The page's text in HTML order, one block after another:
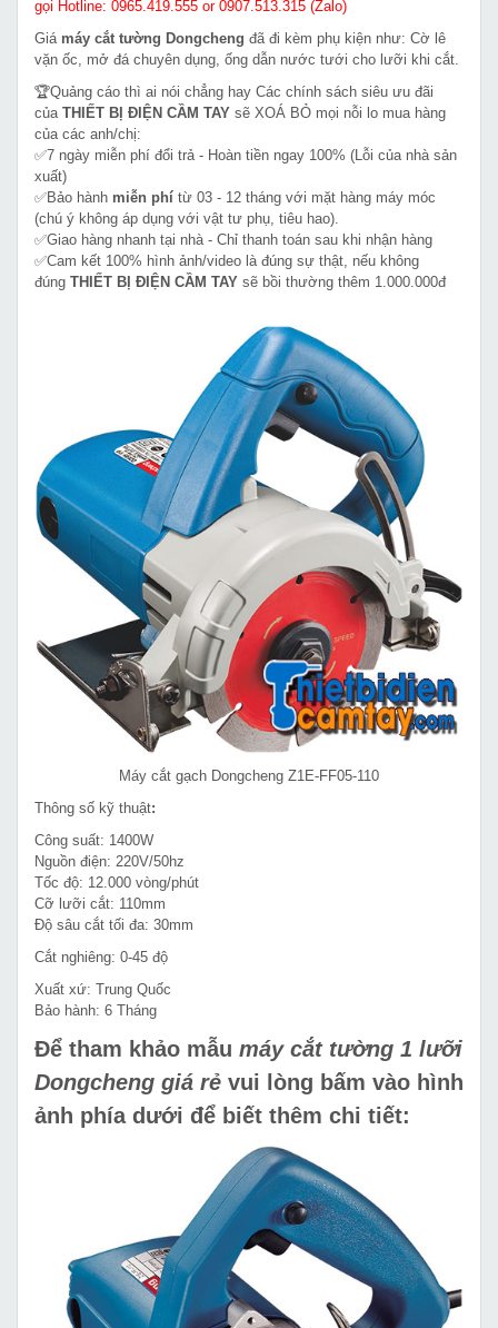
gọi Hotline: 0965.419.555 or 0907.513.315 (Zalo)
Giá máy cắt tường Dongcheng đã đi kèm phụ kiện như: Cờ lê
vặn ốc, mở đá chuyên dụng, ống dẫn nước tưới cho lưỡi khi cắt.
🏆Quảng cáo thì ai nói chẳng hay Các chính sách siêu ưu đãi
của THIẾT BỊ ĐIỆN CẦM TAY sẽ XOÁ BỎ mọi nỗi lo mua hàng
của các anh/chị:
✅7 ngày miễn phí đổi trả - Hoàn tiền ngay 100% (Lỗi của nhà sản
xuất)
✅Bảo hành miễn phí từ 03 - 12 tháng với mặt hàng máy móc
(chú ý không áp dụng với vật tư phụ, tiêu hao).
✅Giao hàng nhanh tại nhà - Chỉ thanh toán sau khi nhận hàng
✅Cam kết 100% hình ảnh/video là đúng sự thật, nếu không
đúng THIẾT BỊ ĐIỆN CẦM TAY sẽ bồi thường thêm 1.000.000đ
Máy cắt gạch Dongcheng Z1E-FF05-110
Thông số kỹ thuật:
Công suất: 1400W
Nguồn điện: 220V/50hz
Tốc độ: 12.000 vòng/phút
Cỡ lưỡi cắt: 110mm
Độ sâu cắt tối đa: 30mm
Cắt nghiêng: 0-45 độ
Xuất xứ: Trung Quốc
Bảo hành: 6 Tháng
Để tham khảo mẫu máy cắt tường 1 lưỡi
Dongcheng giá rẻ vui lòng bấm vào hình
ảnh phía dưới để biết thêm chi tiết: